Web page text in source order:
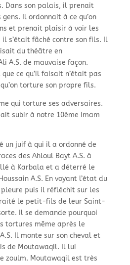
Dans son palais, il prenait
Il ordonnait à ce qu’on
et prenait plaisir à voir les
il s’était fâché contre son fils. Il
du théâtre en
A.S. de mauvaise façon.
ce qu’il faisait n’était pas
torture son propre fils.
qui torture ses adversaires.
subir à notre 10ème Imam
un juif à qui il a ordonné de
des Ahloul Bayt A.S. à
à Karbala et a déterré le
A.S. En voyant l’état du
pleure puis il réfléchit sur les
le petit-fils de leur Saint-
Il se demande pourquoi
tortures même après le
Il monte sur son cheval et
de Moutawaqil. Il lui
zoulm. Moutawaqil est très